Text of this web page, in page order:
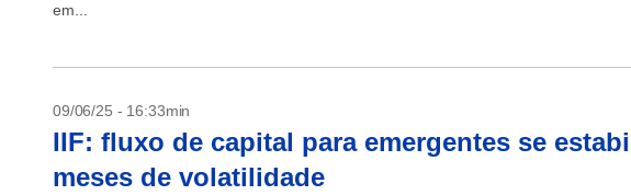
em...
09/06/25 - 16:33min
IIF: fluxo de capital para emergentes se
meses de volatilidade